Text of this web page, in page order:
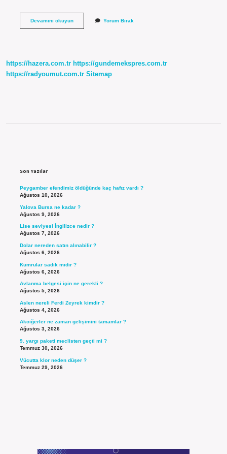
Devamını okuyunGüzellik
Yorum Bırak
https://hazera.com.tr https://gundemekspres.com.tr
https://radyoumut.com.tr Sitemap
Son Yazılar
Peygamber efendimiz öldüğünde kaç hafız vardı ?
Ağustos 10, 2026
Yalova Bursa ne kadar ?
Ağustos 9, 2026
Lise seviyesi İngilizce nedir ?
Ağustos 7, 2026
Dolar nereden satın alınabilir ?
Ağustos 6, 2026
Kumrular sadık mıdır ?
Ağustos 6, 2026
Avlanma belgesi için ne gerekli ?
Ağustos 5, 2026
Aslen nereli Ferdi Zeyrek kimdir ?
Ağustos 4, 2026
Akciğerler ne zaman gelişimini tamamlar ?
Ağustos 3, 2026
9. yargı paketi meclisten geçti mi ?
Temmuz 30, 2026
Vücutta klor neden düşer ?
Temmuz 29, 2026